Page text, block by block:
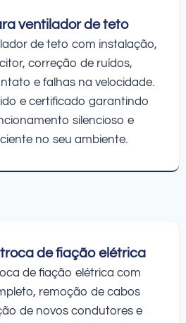
ventilador de teto
de teto com instalação,
correção de ruídos,
e falhas na velocidade.
e certificado garantindo
silencioso e
no seu ambiente.
de fiação elétrica
de fiação elétrica com
remoção de cabos
de novos condutores e